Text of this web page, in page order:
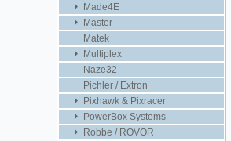
Made4E
Master
Matek
Multiplex
Naze32
Pichler / Extron
Pixhawk & Pixracer
PowerBox Systems
Robbe / ROVOR